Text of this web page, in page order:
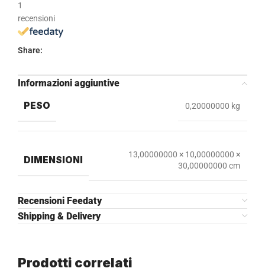
1
recensioni
Share:
Informazioni aggiuntive
PESO
0,20000000 kg
DIMENSIONI
13,00000000 × 10,00000000 ×
30,00000000 cm
Recensioni Feedaty
Shipping & Delivery
Prodotti correlati